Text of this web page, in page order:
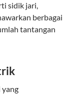
sidik jari,
berbagai
tantangan